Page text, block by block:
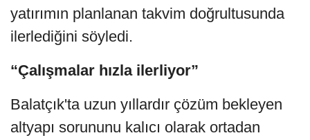
yatırımın planlanan takvim doğrultusunda
ilerlediğini söyledi.
“Çalışmalar hızla ilerliyor”
Balatçık'ta uzun yıllardır çözüm bekleyen
altyapı sorununu kalıcı olarak ortadan